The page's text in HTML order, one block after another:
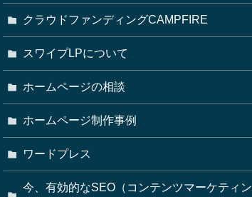
クラウドファンディングCAMPFIRE
スワイプLPについて
ホームページの相談
ホームページ制作事例
ワードプレス
今、有効的なSEO（コンテンツマーケティン